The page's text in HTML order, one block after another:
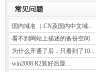
· 国内域名（.CN及国内中文域...
·看不到网站上描述的备份空间
·为什么开通了后，只看到了10...
·win2008 R2装好后显...